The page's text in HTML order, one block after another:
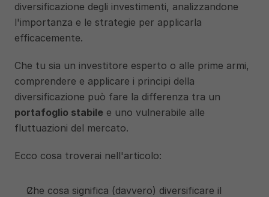
diversificazione degli investimenti, analizzandone
l'importanza e le strategie per applicarla
efficacemente.
Che tu sia un investitore esperto o alle prime armi,
comprendere e applicare i principi della
portafoglio stabile e uno vulnerabile alle
fluttuazioni del mercato.
Ecco cosa troverai nell'articolo:
Che cosa significa (davvero) diversificare il